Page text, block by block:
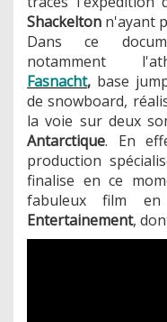
Shackelton n'ayant
Dans ce
notamment
Fasnacht, base
de snowboard,
la voie sur deux
Antarctique. En
production
finalise en ce
fabuleux film en
Entertainement,